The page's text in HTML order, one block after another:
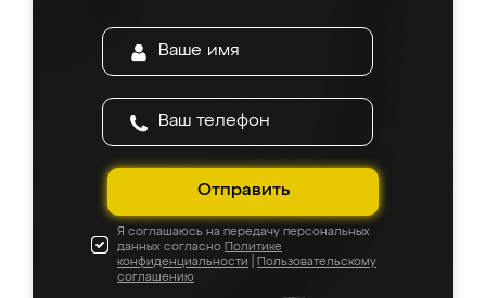
Отправить
Я соглашаюсь на передачу персональных
данных согласно Политике
конфиденциальности
Пользовательскому
соглашению